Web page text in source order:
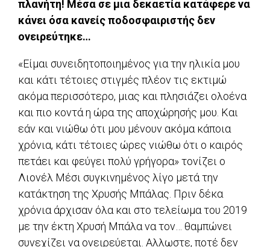
πλανήτη! Μέσα σε μια δεκαετία κατάφερε να
κάνει όσα κανείς ποδοσφαιριστής δεν
ονειρεύτηκε…
«Είμαι συνειδητοποιημένος για την ηλικία μου
και κάτι τέτοιες στιγμές πλέον τις εκτιμώ
ακόμα περισσότερο, μιας και πλησιάζει ολοένα
και πιο κοντά η ώρα της αποχώρησής μου. Και
εάν και νιώθω ότι μου μένουν ακόμα κάποια
χρόνια, κάτι τέτοιες ώρες νιώθω ότι ο καιρός
πετάει και φεύγει πολύ γρήγορα» τονίζει ο
Λιονέλ Μέσι συγκινημένος λίγο μετά την
κατάκτηση της Χρυσής Μπάλας. Πριν δέκα
χρόνια άρχισαν όλα και στο τελείωμα του 2019
με την έκτη Χρυσή Μπάλα να τον… θαμπώνει
συνεχίζει να ονειρεύεται. Αλλωστε, ποτέ δεν